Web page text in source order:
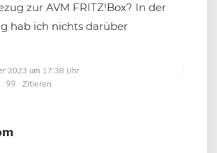
zur AVM FRITZ!Box? In der
hab ich nichts darüber
2023 um 17:38 Uhr
Zitieren